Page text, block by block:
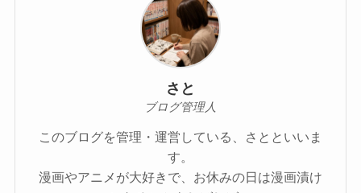
さと
ブログ管理人
このブログを管理・運営している、さとといいま
す。
漫画やアニメが大好きで、お休みの日は漫画漬け